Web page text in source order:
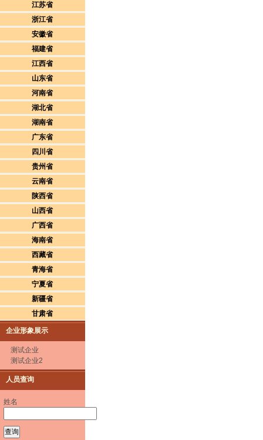
江苏省
浙江省
安徽省
福建省
江西省
山东省
河南省
湖北省
湖南省
广东省
四川省
贵州省
云南省
陕西省
山西省
广西省
海南省
西藏省
青海省
宁夏省
新疆省
甘肃省
企业形象展示
测试企业
测试企业2
人员查询
姓名